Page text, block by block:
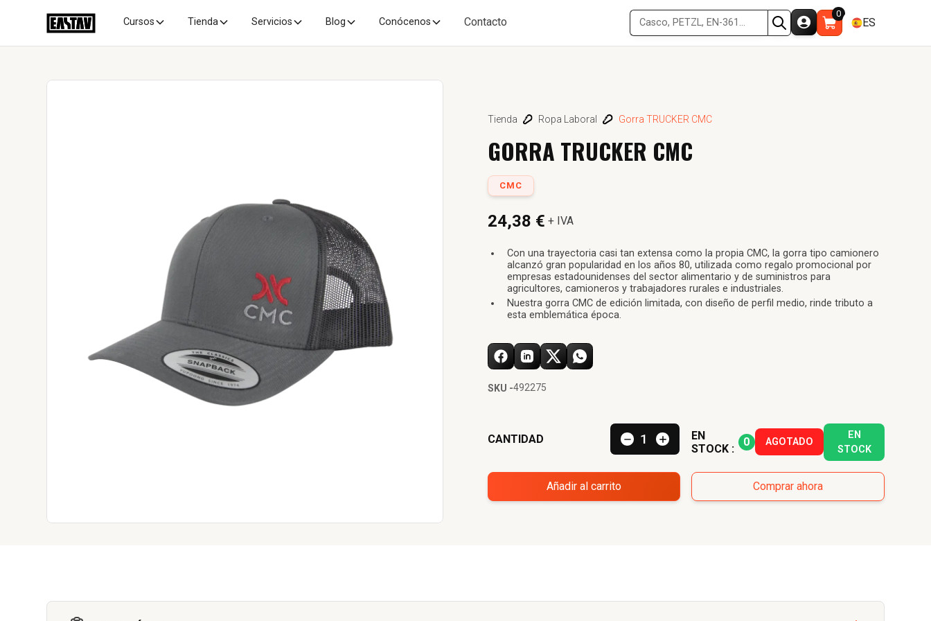
Cursos Tienda Servicios Blog Conócenos Contacto
0
ES
Tienda Ropa Laboral Gorra TRUCKER CMC
GORRA TRUCKER CMC
CMC
24,38 € + IVA
Con una trayectoria casi tan extensa como la propia CMC, la gorra tipo camionero
alcanzó gran popularidad en los años 80, utilizada como regalo promocional por
empresas estadounidenses del sector alimentario y de suministros para
agricultores, camioneros y trabajadores rurales e industriales.
Nuestra gorra CMC de edición limitada, con diseño de perfil medio, rinde tributo a
esta emblemática época.
SKU -492275
CANTIDAD
EN
STOCK :
0 AGOTADO
EN
STOCK
Añadir al carrito Comprar ahora